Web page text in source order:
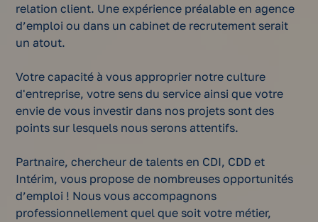
relation client. Une expérience préalable en agence
d’emploi ou dans un cabinet de recrutement serait
un atout.
Votre capacité à vous approprier notre culture
d'entreprise, votre sens du service ainsi que votre
envie de vous investir dans nos projets sont des
points sur lesquels nous serons attentifs.
Partnaire, chercheur de talents en CDI, CDD et
Intérim, vous propose de nombreuses opportunités
d’emploi ! Nous vous accompagnons
professionnellement quel que soit votre métier,